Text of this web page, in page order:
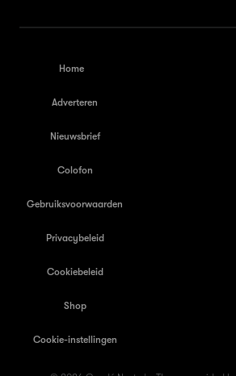
Home
Adverteren
Nieuwsbrief
Colofon
Gebruiksvoorwaarden
Privacybeleid
Cookiebeleid
Shop
Cookie-instellingen